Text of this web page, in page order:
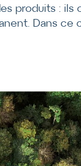
produits : ils
Dans ce